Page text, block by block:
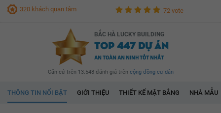
320 khách quan tâm 72 vote
BẮC HÀ LUCKY BUILDING
TOP 447 DỰ ÁN
AN TOÀN AN NINH TỐT NHẤT
Căn cứ trên 13.548 đánh giá trên cộng đồng cư dân
THÔNG TIN NỔI BẬT GIỚI THIỆU THIẾT KẾ MẶT BẰNG NHÀ MẪU